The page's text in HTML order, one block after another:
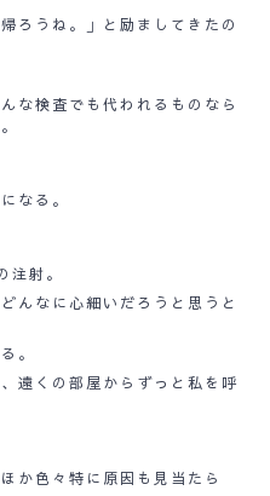
ろうね。」と励ましてきたの
な検査でも代われるものなら
なる。
射。
んなに心細いだろうと思うと
。
遠くの部屋からずっと私を呼
か色々特に原因も見当たら